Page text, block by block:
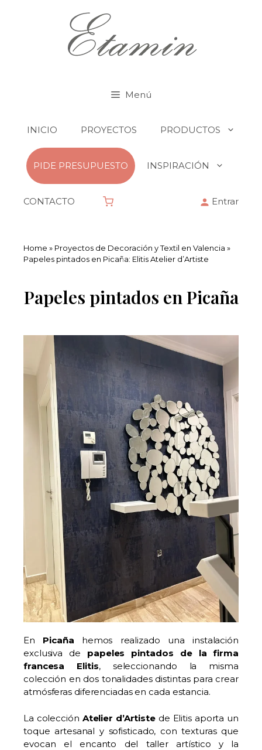
Menú
INICIO PROYECTOS PRODUCTOS
PIDE PRESUPUESTO INSPIRACIÓN
CONTACTO Entrar
Home » Proyectos de Decoración y Textil en Valencia »
Papeles pintados en Picaña: Elitis Atelier d’Artiste
Papeles pintados en Picaña
En Picaña hemos realizado una instalación
exclusiva de papeles pintados de la firma
francesa Elitis, seleccionando la misma
colección en dos tonalidades distintas para crear
atmósferas diferenciadas en cada estancia.
La colección Atelier d’Artiste de Elitis aporta un
toque artesanal y sofisticado, con texturas que
evocan el encanto del taller artístico y la